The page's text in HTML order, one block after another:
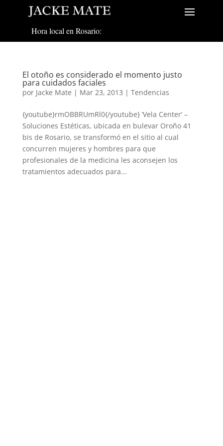
Hora local en Rosario:
El otoño es considerado el momento justo
para cuidados faciales
por Jacke Mate | Mar 23, 2013 | Tendencias
{youtube}rmOBBRUmRl0{/youtube} ‘Vela Center’ –
Soluciones Estéticas, ubicada en bulevar Oroño 41
bis de Rosario, se transformó en el sitio al cual
concurren mujeres y hombres para que
profesionales de la medicina les aconsejen los
tratamientos adecuados para...